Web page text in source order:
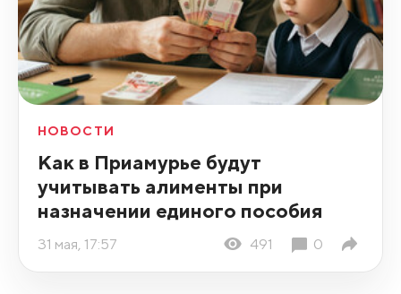
НОВОСТИ
Как в Приамурье будут
учитывать алименты при
назначении единого пособия
31 мая, 17:57 491 0